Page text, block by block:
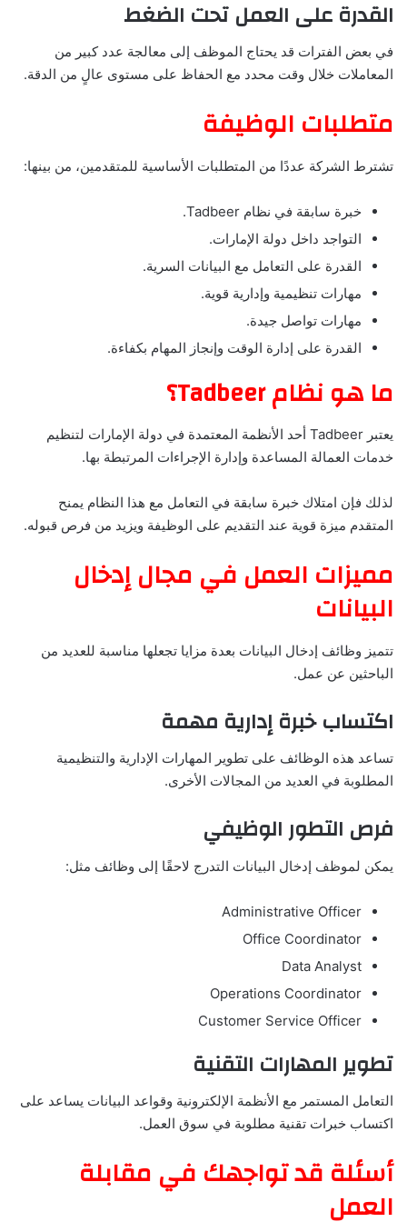
القدرة على العمل تحت الضغط
في بعض الفترات قد يحتاج الموظف إلى معالجة عدد كبير من
المعاملات خلال وقت محدد مع الحفاظ على مستوى عالٍ من الدقة.
متطلبات الوظيفة
تشترط الشركة عددًا من المتطلبات الأساسية للمتقدمين، من بينها:
خبرة سابقة في نظام Tadbeer.
التواجد داخل دولة الإمارات.
القدرة على التعامل مع البيانات السرية.
مهارات تنظيمية وإدارية قوية.
مهارات تواصل جيدة.
القدرة على إدارة الوقت وإنجاز المهام بكفاءة.
ما هو نظام Tadbeer؟
يعتبر Tadbeer أحد الأنظمة المعتمدة في دولة الإمارات لتنظيم
خدمات العمالة المساعدة وإدارة الإجراءات المرتبطة بها.
لذلك فإن امتلاك خبرة سابقة في التعامل مع هذا النظام يمنح
المتقدم ميزة قوية عند التقديم على الوظيفة ويزيد من فرص قبوله.
مميزات العمل في مجال إدخال
البيانات
تتميز وظائف إدخال البيانات بعدة مزايا تجعلها مناسبة للعديد من
الباحثين عن عمل.
اكتساب خبرة إدارية مهمة
تساعد هذه الوظائف على تطوير المهارات الإدارية والتنظيمية
المطلوبة في العديد من المجالات الأخرى.
فرص التطور الوظيفي
يمكن لموظف إدخال البيانات التدرج لاحقًا إلى وظائف مثل:
Administrative Officer
Office Coordinator
Data Analyst
Operations Coordinator
Customer Service Officer
تطوير المهارات التقنية
التعامل المستمر مع الأنظمة الإلكترونية وقواعد البيانات يساعد على
اكتساب خبرات تقنية مطلوبة في سوق العمل.
أسئلة قد تواجهك في مقابلة
العمل